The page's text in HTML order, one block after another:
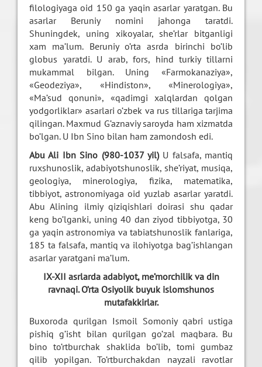
filologiyaga oid 150 ga yaqin asarlar yaratgan. Bu
asarlar Beruniy nomini jahonga taratdi.
Shuningdek, uning xikoyalar, she’rlar bitganligi
xam ma’lum. Beruniy o’rta asrda birinchi bo’lib
globus yaratdi. U arab, fors, hind turkiy tillarni
mukammal bilgan. Uning «Farmokanaziya»,
«Geodeziya», «Hindiston», «Minerologiya»,
«Ma’sud qonuni», «qadimgi xalqlardan qolgan
yodgorliklar» asarlari o’zbek va rus tillariga tarjima
qilingan. Maxmud G’aznaviy saroyda ham xizmatda
bo’lgan. U Ibn Sino bilan ham zamondosh edi.
Abu Ali Ibn Sino (980-1037 yil) U falsafa, mantiq
ruxshunoslik, adabiyotshunoslik, she’riyat, musiqa,
geologiya, minerologiya, fizika, matematika,
tibbiyot, astronomiyaga oid yuzlab asarlar yaratdi.
Abu Alining ilmiy qiziqishlari doirasi shu qadar
keng bo’lganki, uning 40 dan ziyod tibbiyotga, 30
ga yaqin astronomiya va tabiatshunoslik fanlariga,
185 ta falsafa, mantiq va ilohiyotga bag’ishlangan
asarlar yaratgani ma’lum.
IX-XII asrlarda adabiyot, me’morchilik va din
ravnaqi. O’rta Osiyolik buyuk islomshunos
mutafakkirlar.
Buxoroda qurilgan Ismoil Somoniy qabri ustiga
pishiq g’isht bilan qurilgan go’zal maqbara. Bu
bino to’rtburchak shaklida bo’lib, tomi gumbaz
qilib yopilgan. To’rtburchakdan nayzali ravotlar